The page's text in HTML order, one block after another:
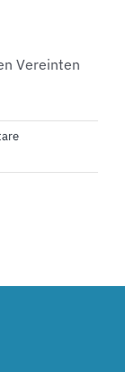
Vereinten